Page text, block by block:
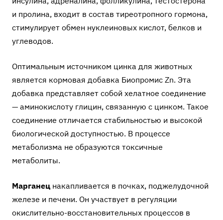
и пролина, входит в состав тиреотропного гормона,
стимулирует обмен нуклеиновых кислот, белков и
углеводов.
Оптимальным источником цинка для животных
является кормовая добавка Биопромис Zn. Эта
добавка представляет собой хелатное соединение
— аминокислоту глицин, связанную с цинком. Такое
соединение отличается стабильностью и высокой
биологической доступностью. В процессе
метаболизма не образуются токсичные
метаболиты.
Марганец накапливается в почках, поджелудочной
железе и печени. Он участвует в регуляции
окислительно-восстановительных процессов в